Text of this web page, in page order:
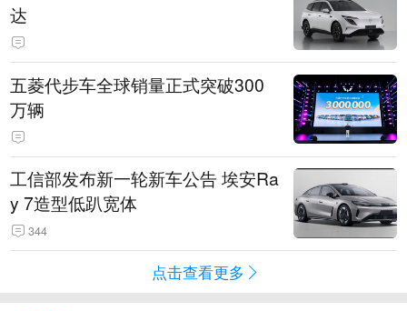
达
五菱代步车全球销量正式突破300
万辆
工信部发布新一轮新车公告 埃安Ra
y 7造型低趴宽体
344
点击查看更多